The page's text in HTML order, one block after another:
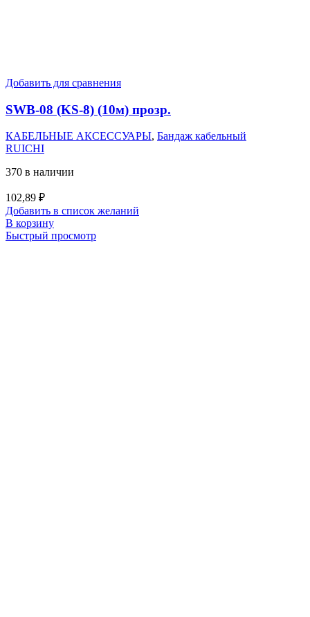
Добавить для сравнения
SWB-08 (KS-8) (10м) прозр.
КАБЕЛЬНЫЕ АКСЕССУАРЫ, Бандаж кабельный
RUICHI
370 в наличии
102,89 ₽
Добавить в список желаний
В корзину
Быстрый просмотр